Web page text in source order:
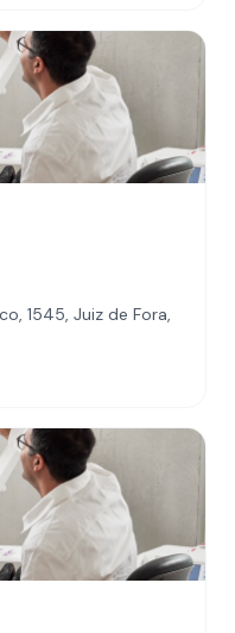
1545, Juiz de Fora,